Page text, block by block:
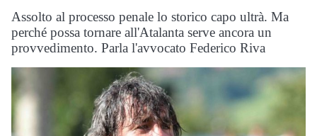
Assolto al processo penale lo storico capo ultrà. Ma
perché possa tornare all'Atalanta serve ancora un
provvedimento. Parla l'avvocato Federico Riva